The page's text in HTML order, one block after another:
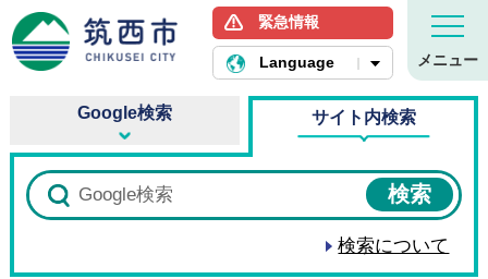
筑西市ホームページ
緊急情報
Language メニュー
Google検索 サイト内検索
検索について